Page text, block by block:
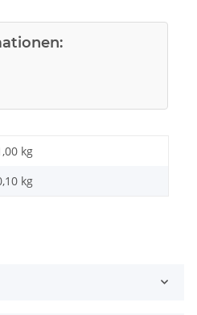
kg
kg